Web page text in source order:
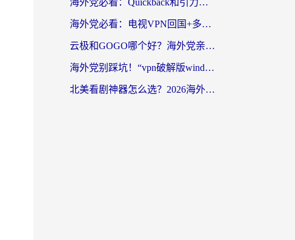
海外党必看：Quickback和引力好用吗？3分钟搞懂回国加速器怎么选
海外党必看：电视VPN回国+多设备无缝访问国内资源的实用指南
云极和GOGO哪个好？海外党亲测回国加速器选择指南（附iOS免费&Windows VPN实用技巧）
海外党别踩坑！“vpn破解版windows”真的能用？教你选对回国加速器无缝刷国内资源
北美看剧神器怎么选？2026海外华人无缝访问国内资源全攻略